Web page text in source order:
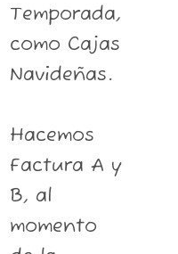
Temporada,
como Cajas
Navideñas.
Hacemos
Factura A y
B, al
momento